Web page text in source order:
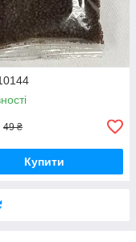
49 ₴
Купити